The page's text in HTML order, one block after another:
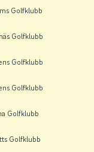
Golfklubb
Golfklubb
Golfklubb
Golfklubb
Golfklubb
Golfklubb